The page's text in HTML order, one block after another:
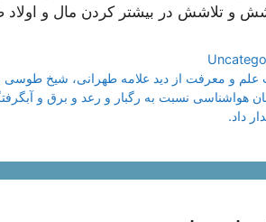
و تلاشش در بيشتر كردن مال و
علم و معرفت از دید علامه طهرانی، شیخ طوسی
داد.